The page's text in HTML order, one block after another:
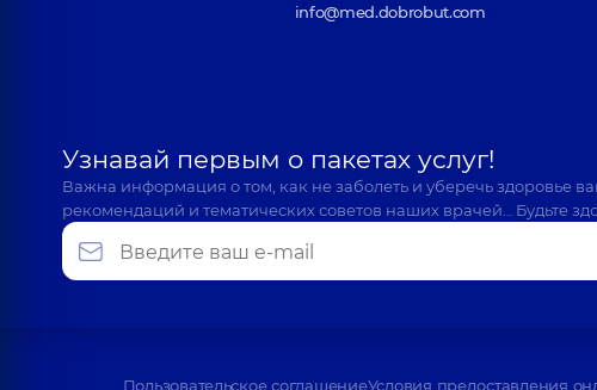
info@med.dobrobut.com
Узнавай первым о пакетах услуг!
Важна информация о том, как не заболеть и уберечь здоровье
рекомендаций и тематических советов наших врачей… Будьте
Пользовательское соглашениеУсловия предоставления